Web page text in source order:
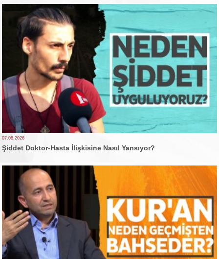
07.08.2026
Şiddet Doktor-Hasta İlişkisine Nasıl Yansıyor?